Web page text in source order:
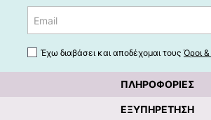
Έχω διαβάσει και αποδέχομαι τους Όροι
ΠΛΗΡΟΦΟΡΊΕΣ
ΕΞΥΠΗΡΈΤΗΣΗ